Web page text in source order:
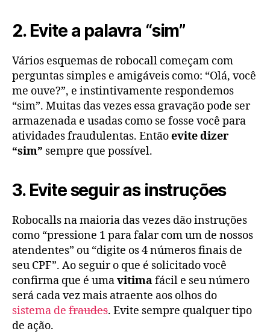
2. Evite a palavra “sim”
Vários esquemas de robocall começam com
perguntas simples e amigáveis como: “Olá, você
me ouve?”, e instintivamente respondemos
“sim”. Muitas das vezes essa gravação pode ser
armazenada e usadas como se fosse você para
atividades fraudulentas. Entãoevite dizer
“sim” sempre que possível.
3. Evite seguir as instruções
Robocalls na maioria das vezes dão instruções
como “pressione 1 para falar com um de nossos
atendentes” ou “digite os 4 números finais de
seu CPF”. Ao seguir o que é solicitado você
confirma que é umavitimafácil e seu número
será cada vez mais atraente aos olhos do
sistema de fraudes. Evite sempre qualquer tipo
de ação.